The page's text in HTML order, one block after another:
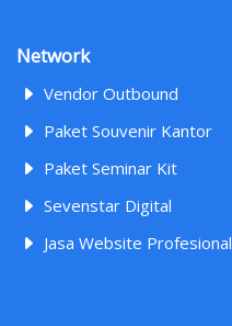
Network
Vendor Outbound
Paket Souvenir Kantor
Paket Seminar Kit
Sevenstar Digital
Jasa Website Profesional